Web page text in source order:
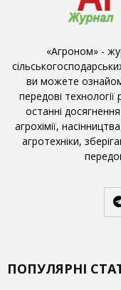
«Агроном» -
ви можете
передові
останні
агрохімії,
агротехніки,
ПОПУЛЯРНІ